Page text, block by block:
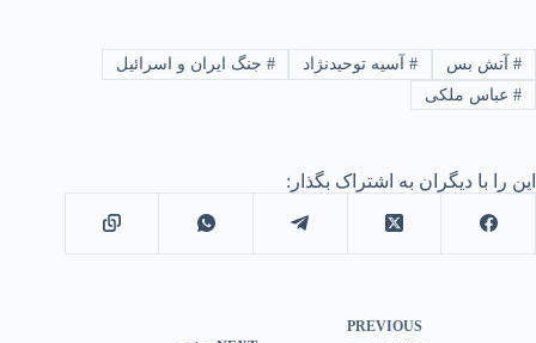
#آتش بس #آسیه توحیدنژاد # جنگ ایران و اسرائیل
#عباس ملکی
این را با دیگران به اشتراک بگذار:
PREVIOUS